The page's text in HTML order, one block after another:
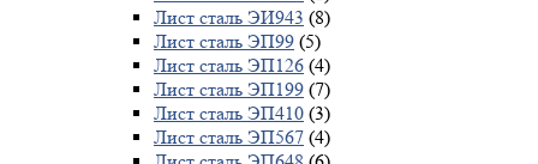
Лист сталь ЭИ943 (8)
Лист сталь ЭП99 (5)
Лист сталь ЭП126 (4)
Лист сталь ЭП199 (7)
Лист сталь ЭП410 (3)
Лист сталь ЭП567 (4)